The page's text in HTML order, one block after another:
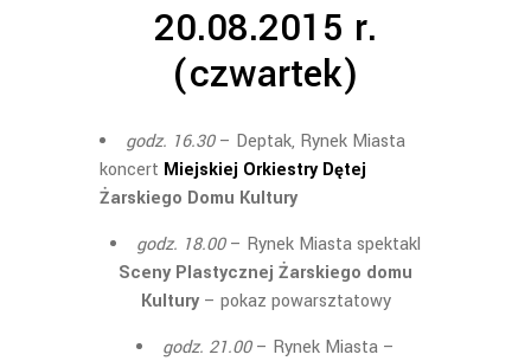
20.08.2015 r.
(czwartek)
godz. 16.30– Deptak, Rynek Miasta
koncert Miejskiej Orkiestry Dętej
Żarskiego Domu Kultury
godz. 18.00– Rynek Miasta spektakl
Sceny Plastycznej Żarskiego domu
Kultury– pokaz powarsztatowy
godz. 21.00– Rynek Miasta –